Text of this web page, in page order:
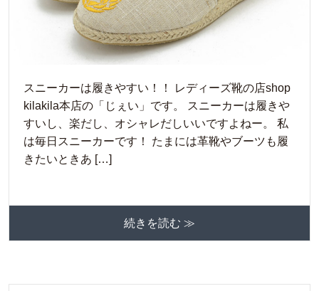
スニーカーは履きやすい！！ レディーズ靴の店shop
kilakila本店の「じぇい」です。 スニーカーは履きや
すいし、楽だし、オシャレだしいいですよねー。 私
は毎日スニーカーです！ たまには革靴やブーツも履
きたいときあ […]
続きを読む ≫